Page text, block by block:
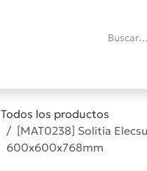
Todos los productos
[MAT0238] Solitia
600x600x768mm